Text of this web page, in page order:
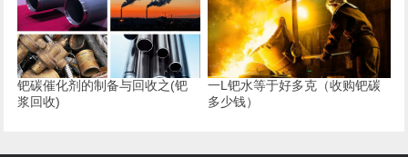
钯碳催化剂的制备与回收之(钯
浆回收)
一L钯水等于好多克（收购钯碳
多少钱）